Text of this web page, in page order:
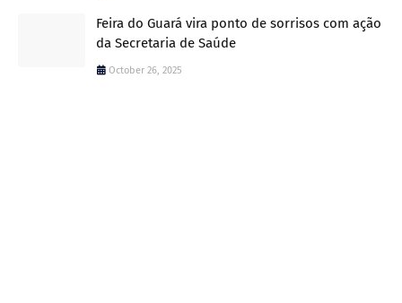
Feira do Guará vira ponto de sorrisos com ação
da Secretaria de Saúde
October 26, 2025